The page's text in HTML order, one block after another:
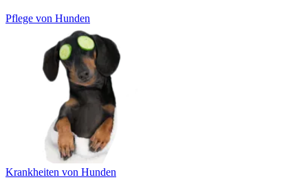
Pflege von Hunden
Krankheiten von Hunden